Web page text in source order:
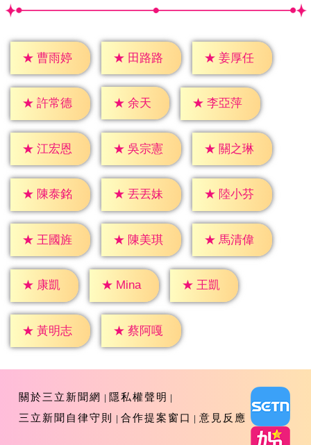
★ 曹雨婷 ★ 田路路 ★ 姜厚任
★ 許常德 ★ 余天 ★ 李亞萍
★ 江宏恩 ★ 吳宗憲 ★ 關之琳
★ 陳泰銘 ★ 丟丟妹 ★ 陸小芬
★ 王國旌 ★ 陳美琪 ★ 馬清偉
★ 康凱 ★ Mina ★ 王凱
★ 黃明志 ★ 蔡阿嘎
關於三立新聞網
隱私權聲明
三立新聞自律守則
合作提案窗口 意見反應